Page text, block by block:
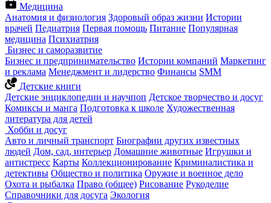
Медицина
Анатомия и физиология Здоровый образ жизни Истории
врачей Педиатрия Первая помощь Питание Популярная
медицина Психиатрия
Бизнес и саморазвитие
Бизнес и предпринимательство Истории компаний Маркетинг
и реклама Менеджмент и лидерство Финансы SMM
Детские книги
Детские энциклопедии и научпоп Детское творчество и досуг
Комиксы и манга Подготовка к школе Художественная
литература для детей
Хобби и досуг
Авто и личный транспорт Биографии других известных
людей Дом, сад, интерьер Домашние животные Игрушки и
антистресс Карты Коллекционирование Криминалистика и
детективы Общество и политика Оружие и военное дело
Охота и рыбалка Право (общее) Рисование Рукоделие
Справочники для досуга Экология